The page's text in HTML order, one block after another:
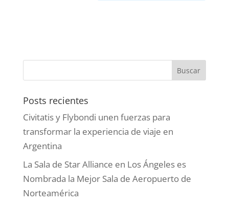
Posts recientes
Civitatis y Flybondi unen fuerzas para
transformar la experiencia de viaje en
Argentina
La Sala de Star Alliance en Los Ángeles es
Nombrada la Mejor Sala de Aeropuerto de
Norteamérica